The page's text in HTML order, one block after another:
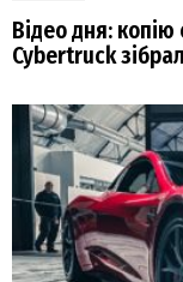
Відео дня:
Cybertruck